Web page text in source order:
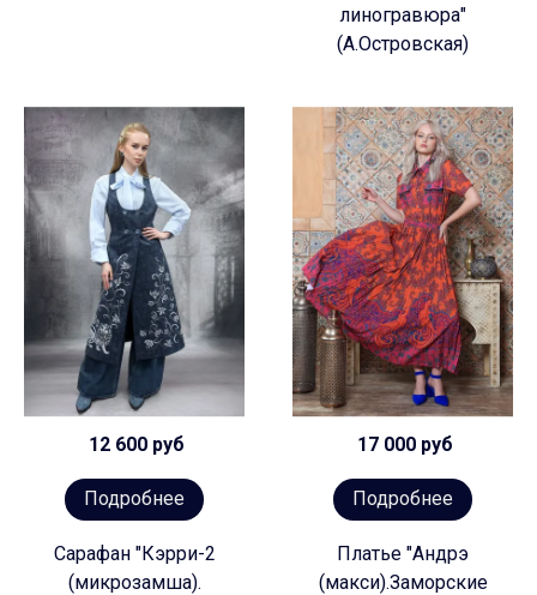
линогравюра"
(А.Островская)
12 600 руб
Подробнее
Сарафан "Кэрри-2
(микрозамша).
17 000 руб
Подробнее
Платье "Андрэ
(макси).Заморские